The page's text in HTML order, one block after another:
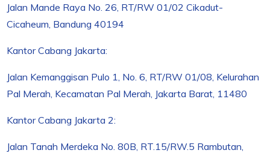
Jalan Mande Raya No. 26, RT/RW 01/02 Cikadut-
Cicaheum, Bandung 40194
Kantor Cabang Jakarta:
Jalan Kemanggisan Pulo 1, No. 6, RT/RW 01/08, Kelurahan
Pal Merah, Kecamatan Pal Merah, Jakarta Barat, 11480
Kantor Cabang Jakarta 2:
Jalan Tanah Merdeka No. 80B, RT.15/RW.5 Rambutan,